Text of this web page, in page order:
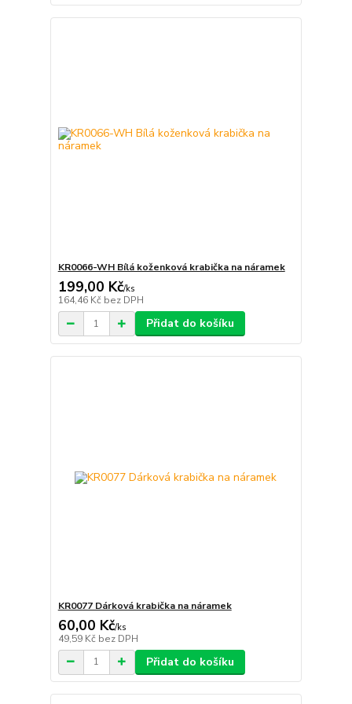
KR0066-WH Bílá koženková krabička na náramek
199,00 Kč/ks
164,46 Kč bez DPH
Přidat do košíku
KR0077 Dárková krabička na náramek
60,00 Kč/ks
49,59 Kč bez DPH
Přidat do košíku